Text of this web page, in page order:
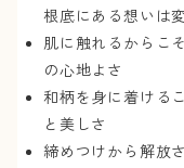
根底にある想いは
肌に触れるからこ
の心地よさ
和柄を身に着ける
と美しさ
締めつけから解放